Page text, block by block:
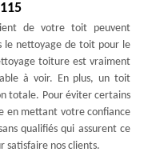
de votre toit peuvent
le nettoyage de toit pour le
toiture est vraiment
à voir. En plus, un toit
totale. Pour éviter certains
en mettant votre confiance
qualifiés qui assurent ce
satisfaire nos clients.